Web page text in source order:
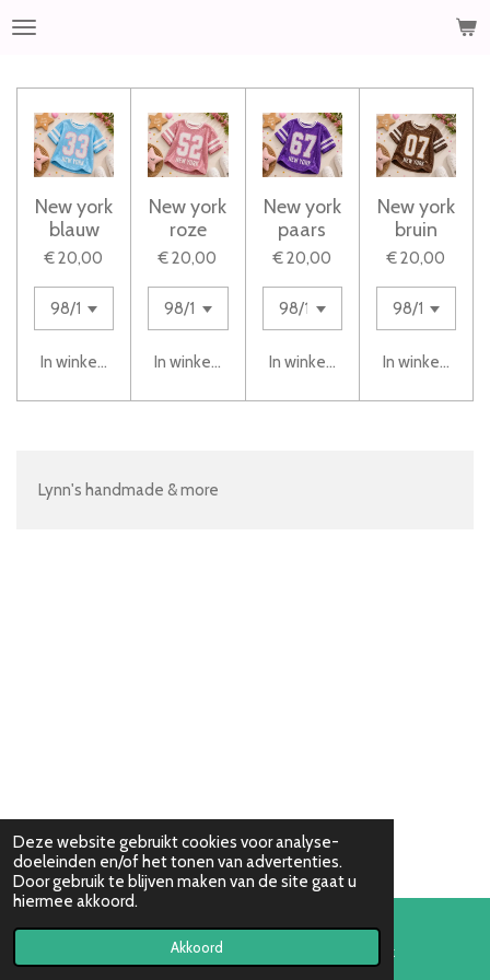
Deze website gebruikt cookies voor analyse-
doeleinden en/of het tonen van advertenties.
Door gebruik te blijven maken van de site gaat u
hiermee akkoord.
Akkoord
Ga
de
hoofdinhoud
New york
blauw
€ 20,00
In winkelwagen
New york
roze
€ 20,00
In winkelwagen
New york
paars
€ 20,00
In winkelwagen
New york
bruin
€ 20,00
In winkelwagen
Lynn's handmade & more
Facebook